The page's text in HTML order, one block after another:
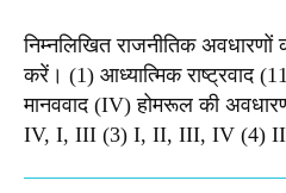
निम्नलिखित राजनीतिक
करें। (1) आध्यात्मिक राष्ट्रवाद
मानववाद (IV) होमरूल की
IV, I, III (3) I, II, III, IV (4)